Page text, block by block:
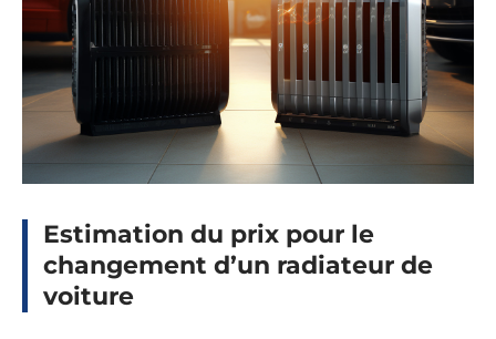
Estimation du prix pour le
changement d’un radiateur de
voiture